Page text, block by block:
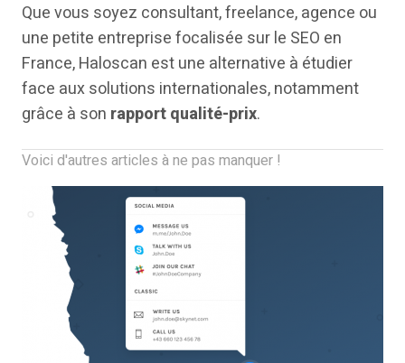
Que vous soyez consultant, freelance, agence ou
une petite entreprise focalisée sur le SEO en
France, Haloscan est une alternative à étudier
face aux solutions internationales, notamment
grâce à son rapport qualité-prix.
Voici d'autres articles à ne pas manquer !